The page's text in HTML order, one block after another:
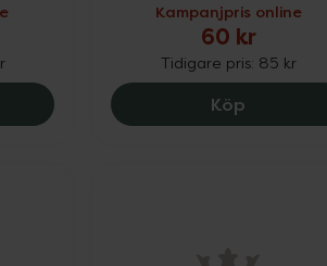
Apotek True Age Retinol 0,3 %
Kampanjpris online
60 kr
Tidigare pris: 85 kr
Köp